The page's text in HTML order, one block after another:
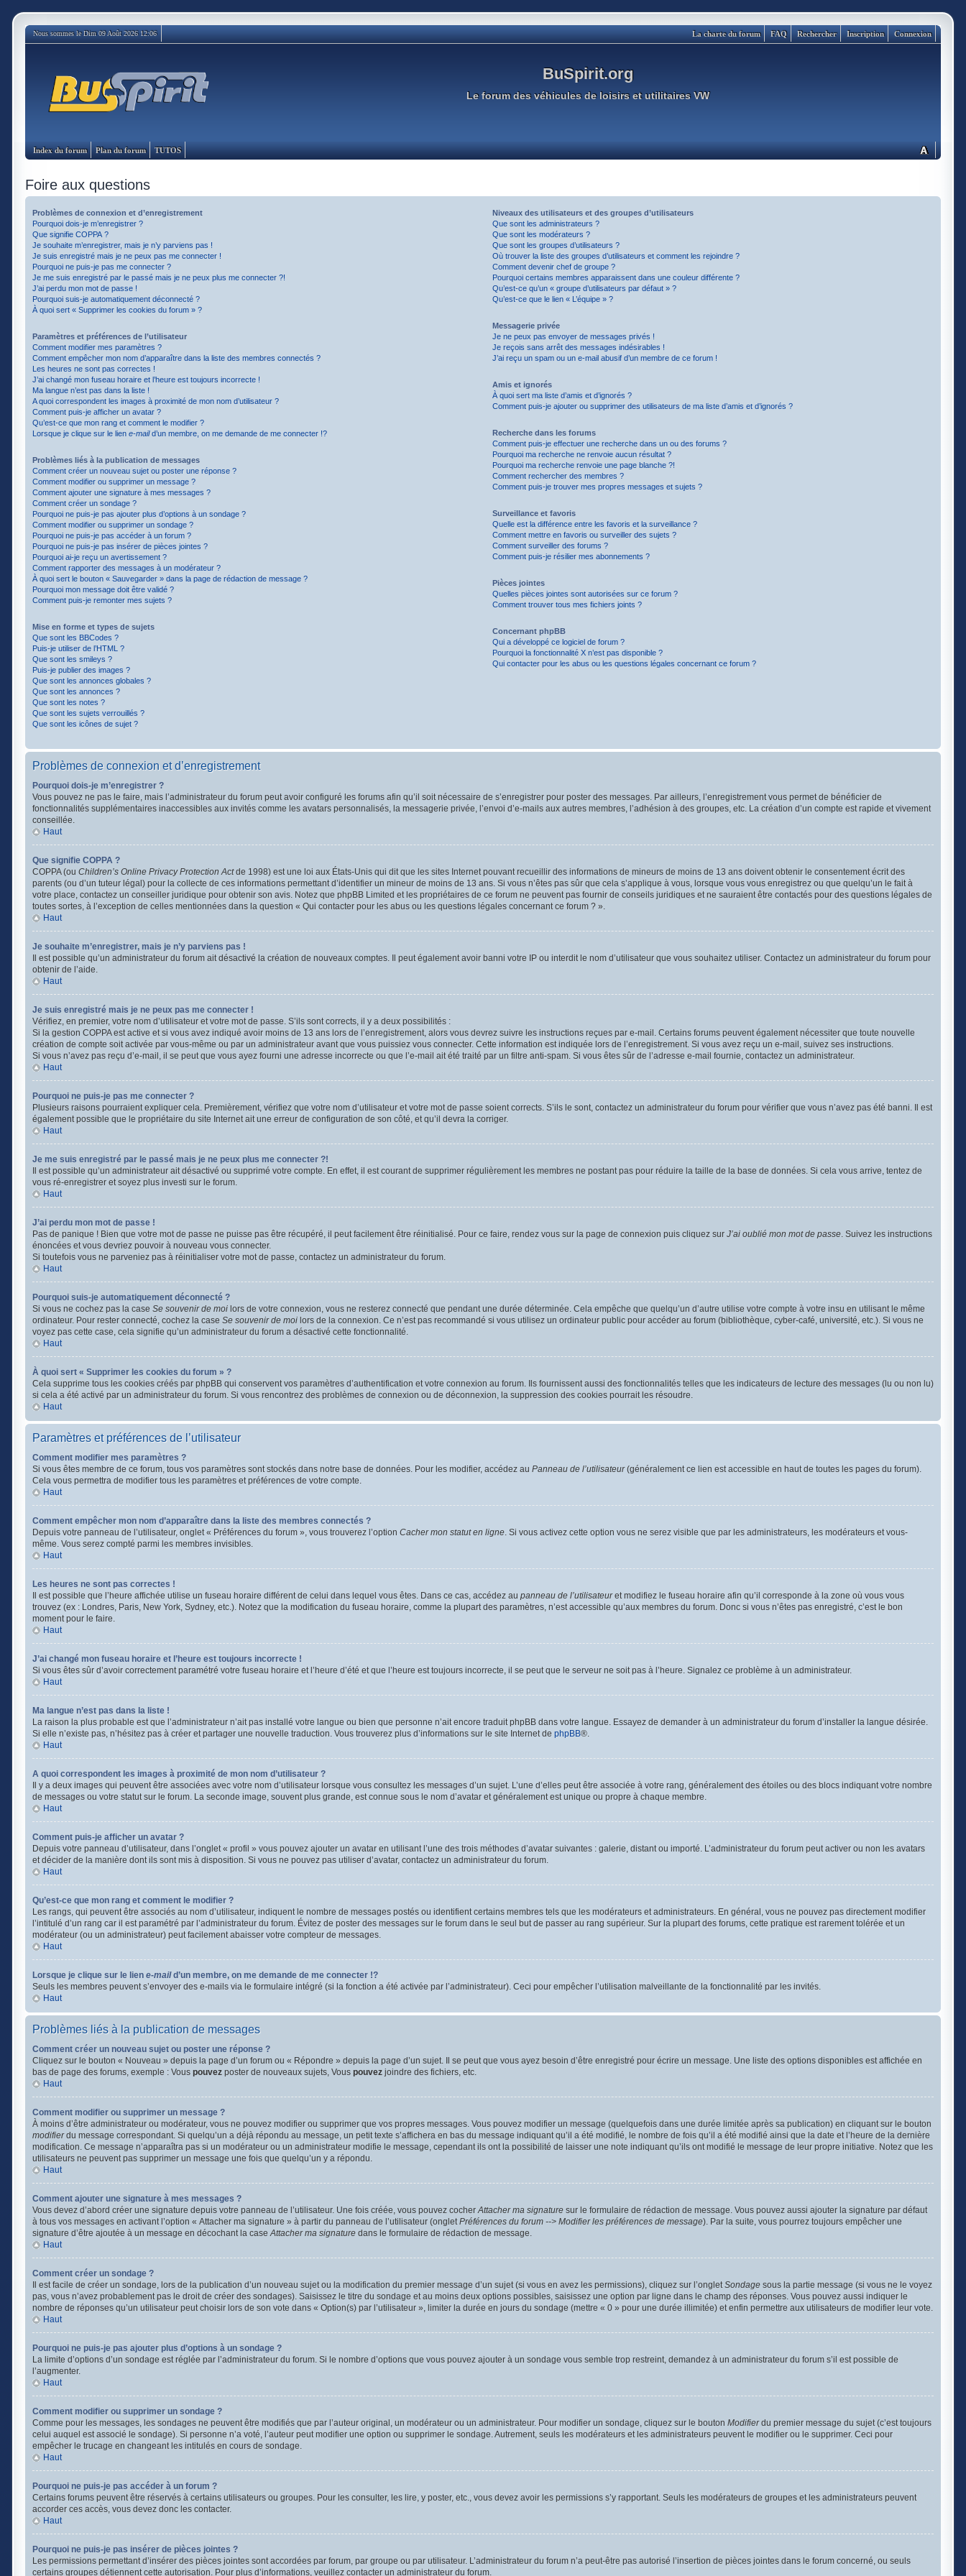
Nous sommes le Dim 09 Août 2026 12:06 Connexion
Inscription
Rechercher
FAQ
La charte du forum
BuSpirit.org
Le forum des véhicules de loisirs et utilitaires VW
Index du forum Plan du forum TUTOS
Foire aux questions
Problèmes de connexion et d’enregistrement
Pourquoi dois-je m’enregistrer ?
Que signifie COPPA ?
Je souhaite m’enregistrer, mais je n’y parviens pas !
Je suis enregistré mais je ne peux pas me connecter !
Pourquoi ne puis-je pas me connecter ?
Je me suis enregistré par le passé mais je ne peux plus me connecter ?!
J’ai perdu mon mot de passe !
Pourquoi suis-je automatiquement déconnecté ?
À quoi sert « Supprimer les cookies du forum » ?
Paramètres et préférences de l’utilisateur
Comment modifier mes paramètres ?
Comment empêcher mon nom d’apparaître dans la liste des membres connectés ?
Les heures ne sont pas correctes !
J’ai changé mon fuseau horaire et l’heure est toujours incorrecte !
Ma langue n’est pas dans la liste !
A quoi correspondent les images à proximité de mon nom d’utilisateur ?
Comment puis-je afficher un avatar ?
Qu’est-ce que mon rang et comment le modifier ?
Lorsque je clique sur le lien e-maild’un membre, on me demande de me connecter !?
Problèmes liés à la publication de messages
Comment créer un nouveau sujet ou poster une réponse ?
Comment modifier ou supprimer un message ?
Comment ajouter une signature à mes messages ?
Comment créer un sondage ?
Pourquoi ne puis-je pas ajouter plus d’options à un sondage ?
Comment modifier ou supprimer un sondage ?
Pourquoi ne puis-je pas accéder à un forum ?
Pourquoi ne puis-je pas insérer de pièces jointes ?
Pourquoi ai-je reçu un avertissement ?
Comment rapporter des messages à un modérateur ?
À quoi sert le bouton « Sauvegarder » dans la page de rédaction de message ?
Pourquoi mon message doit être validé ?
Comment puis-je remonter mes sujets ?
Mise en forme et types de sujets
Que sont les BBCodes ?
Puis-je utiliser de l’HTML ?
Que sont les smileys ?
Puis-je publier des images ?
Que sont les annonces globales ?
Que sont les annonces ?
Que sont les notes ?
Que sont les sujets verrouillés ?
Que sont les icônes de sujet ?
Niveaux des utilisateurs et des groupes d’utilisateurs
Que sont les administrateurs ?
Que sont les modérateurs ?
Que sont les groupes d’utilisateurs ?
Où trouver la liste des groupes d’utilisateurs et comment les rejoindre ?
Comment devenir chef de groupe ?
Pourquoi certains membres apparaissent dans une couleur différente ?
Qu’est-ce qu’un « groupe d’utilisateurs par défaut » ?
Qu’est-ce que le lien « L’équipe » ?
Messagerie privée
Je ne peux pas envoyer de messages privés !
Je reçois sans arrêt des messages indésirables !
J’ai reçu un spam ou un e-mail abusif d’un membre de ce forum !
Amis et ignorés
À quoi sert ma liste d’amis et d’ignorés ?
Comment puis-je ajouter ou supprimer des utilisateurs de ma liste d’amis et d’ignorés ?
Recherche dans les forums
Comment puis-je effectuer une recherche dans un ou des forums ?
Pourquoi ma recherche ne renvoie aucun résultat ?
Pourquoi ma recherche renvoie une page blanche ?!
Comment rechercher des membres ?
Comment puis-je trouver mes propres messages et sujets ?
Surveillance et favoris
Quelle est la différence entre les favoris et la surveillance ?
Comment mettre en favoris ou surveiller des sujets ?
Comment surveiller des forums ?
Comment puis-je résilier mes abonnements ?
Pièces jointes
Quelles pièces jointes sont autorisées sur ce forum ?
Comment trouver tous mes fichiers joints ?
Concernant phpBB
Qui a développé ce logiciel de forum ?
Pourquoi la fonctionnalité X n’est pas disponible ?
Qui contacter pour les abus ou les questions légales concernant ce forum ?
Problèmes de connexion et d’enregistrement
Pourquoi dois-je m’enregistrer ?
Vous pouvez ne pas le faire, mais l’administrateur du forum peut avoir configuré les forums afin qu’il soit nécessaire de s’enregistrer pour poster des messages. Par ailleurs, l’enregistrement vous permet de bénéficier de
fonctionnalités supplémentaires inaccessibles aux invités comme les avatars personnalisés, la messagerie privée, l’envoi d’e-mails aux autres membres, l’adhésion à des groupes, etc. La création d’un compte est rapide et vivement
conseillée.
Haut
Que signifie COPPA ?
COPPA (ou Children’s Online Privacy Protection Actde 1998) est une loi aux États-Unis qui dit que les sites Internet pouvant recueillir des informations de mineurs de moins de 13 ans doivent obtenir le consentement écrit des
parents (ou d’un tuteur légal) pour la collecte de ces informations permettant d’identifier un mineur de moins de 13 ans. Si vous n’êtes pas sûr que cela s’applique à vous, lorsque vous vous enregistrez ou que quelqu’un le fait à
votre place, contactez un conseiller juridique pour obtenir son avis. Notez que phpBB Limited et les propriétaires de ce forum ne peuvent pas fournir de conseils juridiques et ne sauraient être contactés pour des questions légales de
toutes sortes, à l’exception de celles mentionnées dans la question « Qui contacter pour les abus ou les questions légales concernant ce forum ? ».
Haut
Je souhaite m’enregistrer, mais je n’y parviens pas !
Il est possible qu’un administrateur du forum ait désactivé la création de nouveaux comptes. Il peut également avoir banni votre IP ou interdit le nom d’utilisateur que vous souhaitez utiliser. Contactez un administrateur du forum pour
obtenir de l’aide.
Haut
Je suis enregistré mais je ne peux pas me connecter !
Vérifiez, en premier, votre nom d’utilisateur et votre mot de passe. S’ils sont corrects, il y a deux possibilités :
Si la gestion COPPA est active et si vous avez indiqué avoir moins de 13 ans lors de l’enregistrement, alors vous devrez suivre les instructions reçues par e-mail. Certains forums peuvent également nécessiter que toute nouvelle
création de compte soit activée par vous-même ou par un administrateur avant que vous puissiez vous connecter. Cette information est indiquée lors de l’enregistrement. Si vous avez reçu un e-mail, suivez ses instructions.
Si vous n’avez pas reçu d’e-mail, il se peut que vous ayez fourni une adresse incorrecte ou que l’e-mail ait été traité par un filtre anti-spam. Si vous êtes sûr de l’adresse e-mail fournie, contactez un administrateur.
Haut
Pourquoi ne puis-je pas me connecter ?
Plusieurs raisons pourraient expliquer cela. Premièrement, vérifiez que votre nom d’utilisateur et votre mot de passe soient corrects. S’ils le sont, contactez un administrateur du forum pour vérifier que vous n’avez pas été banni. Il est
également possible que le propriétaire du site Internet ait une erreur de configuration de son côté, et qu’il devra la corriger.
Haut
Je me suis enregistré par le passé mais je ne peux plus me connecter ?!
Il est possible qu’un administrateur ait désactivé ou supprimé votre compte. En effet, il est courant de supprimer régulièrement les membres ne postant pas pour réduire la taille de la base de données. Si cela vous arrive, tentez de
vous ré-enregistrer et soyez plus investi sur le forum.
Haut
J’ai perdu mon mot de passe !
Pas de panique ! Bien que votre mot de passe ne puisse pas être récupéré, il peut facilement être réinitialisé. Pour ce faire, rendez vous sur la page de connexion puis cliquez sur J’ai oublié mon mot de passe. Suivez les instructions
énoncées et vous devriez pouvoir à nouveau vous connecter.
Si toutefois vous ne parveniez pas à réinitialiser votre mot de passe, contactez un administrateur du forum.
Haut
Pourquoi suis-je automatiquement déconnecté ?
Si vous ne cochez pas la case Se souvenir de moi lors de votre connexion, vous ne resterez connecté que pendant une durée déterminée. Cela empêche que quelqu’un d’autre utilise votre compte à votre insu en utilisant le même
ordinateur. Pour rester connecté, cochez la case Se souvenir de moi lors de la connexion. Ce n’est pas recommandé si vous utilisez un ordinateur public pour accéder au forum (bibliothèque, cyber-café, université, etc.). Si vous ne
voyez pas cette case, cela signifie qu’un administrateur du forum a désactivé cette fonctionnalité.
Haut
À quoi sert « Supprimer les cookies du forum » ?
Cela supprime tous les cookies créés par phpBB qui conservent vos paramètres d’authentification et votre connexion au forum. Ils fournissent aussi des fonctionnalités telles que les indicateurs de lecture des messages (lu ou non lu)
si cela a été activé par un administrateur du forum. Si vous rencontrez des problèmes de connexion ou de déconnexion, la suppression des cookies pourrait les résoudre.
Haut
Paramètres et préférences de l’utilisateur
Comment modifier mes paramètres ?
Si vous êtes membre de ce forum, tous vos paramètres sont stockés dans notre base de données. Pour les modifier, accédez au Panneau de l’utilisateur(généralement ce lien est accessible en haut de toutes les pages du forum).
Cela vous permettra de modifier tous les paramètres et préférences de votre compte.
Haut
Comment empêcher mon nom d’apparaître dans la liste des membres connectés ?
Depuis votre panneau de l’utilisateur, onglet « Préférences du forum », vous trouverez l’option Cacher mon statut en ligne. Si vous activez cette option vous ne serez visible que par les administrateurs, les modérateurs et vous-
même. Vous serez compté parmi les membres invisibles.
Haut
Les heures ne sont pas correctes !
Il est possible que l’heure affichée utilise un fuseau horaire différent de celui dans lequel vous êtes. Dans ce cas, accédez au panneau de l’utilisateuret modifiez le fuseau horaire afin qu’il corresponde à la zone où vous vous
trouvez (ex : Londres, Paris, New York, Sydney, etc.). Notez que la modification du fuseau horaire, comme la plupart des paramètres, n’est accessible qu’aux membres du forum. Donc si vous n’êtes pas enregistré, c’est le bon
moment pour le faire.
Haut
J’ai changé mon fuseau horaire et l’heure est toujours incorrecte !
Si vous êtes sûr d’avoir correctement paramétré votre fuseau horaire et l’heure d’été et que l’heure est toujours incorrecte, il se peut que le serveur ne soit pas à l’heure. Signalez ce problème à un administrateur.
Haut
Ma langue n’est pas dans la liste !
La raison la plus probable est que l’administrateur n’ait pas installé votre langue ou bien que personne n’ait encore traduit phpBB dans votre langue. Essayez de demander à un administrateur du forum d’installer la langue désirée.
Si elle n’existe pas, n’hésitez pas à créer et partager une nouvelle traduction. Vous trouverez plus d’informations sur le site Internet de phpBB®.
Haut
A quoi correspondent les images à proximité de mon nom d’utilisateur ?
Il y a deux images qui peuvent être associées avec votre nom d’utilisateur lorsque vous consultez les messages d’un sujet. L’une d’elles peut être associée à votre rang, généralement des étoiles ou des blocs indiquant votre nombre
de messages ou votre statut sur le forum. La seconde image, souvent plus grande, est connue sous le nom d’avatar et généralement est unique ou propre à chaque membre.
Haut
Comment puis-je afficher un avatar ?
Depuis votre panneau d’utilisateur, dans l’onglet « profil » vous pouvez ajouter un avatar en utilisant l’une des trois méthodes d’avatar suivantes : galerie, distant ou importé. L’administrateur du forum peut activer ou non les avatars
et décider de la manière dont ils sont mis à disposition. Si vous ne pouvez pas utiliser d’avatar, contactez un administrateur du forum.
Haut
Qu’est-ce que mon rang et comment le modifier ?
Les rangs, qui peuvent être associés au nom d’utilisateur, indiquent le nombre de messages postés ou identifient certains membres tels que les modérateurs et administrateurs. En général, vous ne pouvez pas directement modifier
l’intitulé d’un rang car il est paramétré par l’administrateur du forum. Évitez de poster des messages sur le forum dans le seul but de passer au rang supérieur. Sur la plupart des forums, cette pratique est rarement tolérée et un
modérateur (ou un administrateur) peut facilement abaisser votre compteur de messages.
Haut
Lorsque je clique sur le lien e-maild’un membre, on me demande de me connecter !?
Seuls les membres peuvent s’envoyer des e-mails via le formulaire intégré (si la fonction a été activée par l’administrateur). Ceci pour empêcher l’utilisation malveillante de la fonctionnalité par les invités.
Haut
Problèmes liés à la publication de messages
Comment créer un nouveau sujet ou poster une réponse ?
Cliquez sur le bouton « Nouveau » depuis la page d’un forum ou « Répondre » depuis la page d’un sujet. Il se peut que vous ayez besoin d’être enregistré pour écrire un message. Une liste des options disponibles est affichée en
bas de page des forums, exemple : Vous pouvez poster de nouveaux sujets, Vous pouvez joindre des fichiers, etc.
Haut
Comment modifier ou supprimer un message ?
À moins d’être administrateur ou modérateur, vous ne pouvez modifier ou supprimer que vos propres messages. Vous pouvez modifier un message (quelquefois dans une durée limitée après sa publication) en cliquant sur le bouton
modifierdu message correspondant. Si quelqu’un a déjà répondu au message, un petit texte s’affichera en bas du message indiquant qu’il a été modifié, le nombre de fois qu’il a été modifié ainsi que la date et l’heure de la dernière
modification. Ce message n’apparaîtra pas si un modérateur ou un administrateur modifie le message, cependant ils ont la possibilité de laisser une note indiquant qu’ils ont modifié le message de leur propre initiative. Notez que les
utilisateurs ne peuvent pas supprimer un message une fois que quelqu’un y a répondu.
Haut
Comment ajouter une signature à mes messages ?
Vous devez d’abord créer une signature depuis votre panneau de l’utilisateur. Une fois créée, vous pouvez cocherAttacher ma signature sur le formulaire de rédaction de message. Vous pouvez aussi ajouter la signature par défaut
à tous vos messages en activant l’option « Attacher ma signature » à partir du panneau de l’utilisateur (ongletPréférences du forum --> Modifier les préférences de message). Par la suite, vous pourrez toujours empêcher une
signature d’être ajoutée à un message en décochant la caseAttacher ma signature dans le formulaire de rédaction de message.
Haut
Comment créer un sondage ?
Il est facile de créer un sondage, lors de la publication d’un nouveau sujet ou la modification du premier message d’un sujet (si vous en avez les permissions), cliquez sur l’ongletSondage sous la partie message (si vous ne le voyez
pas, vous n’avez probablement pas le droit de créer des sondages). Saisissez le titre du sondage et au moins deux options possibles, saisissez une option par ligne dans le champ des réponses. Vous pouvez aussi indiquer le
nombre de réponses qu’un utilisateur peut choisir lors de son vote dans « Option(s) par l’utilisateur », limiter la durée en jours du sondage (mettre « 0 » pour une durée illimitée) et enfin permettre aux utilisateurs de modifier leur vote.
Haut
Pourquoi ne puis-je pas ajouter plus d’options à un sondage ?
La limite d’options d’un sondage est réglée par l’administrateur du forum. Si le nombre d’options que vous pouvez ajouter à un sondage vous semble trop restreint, demandez à un administrateur du forum s’il est possible de
l’augmenter.
Haut
Comment modifier ou supprimer un sondage ?
Comme pour les messages, les sondages ne peuvent être modifiés que par l’auteur original, un modérateur ou un administrateur. Pour modifier un sondage, cliquez sur le bouton Modifierdu premier message du sujet (c’est toujours
celui auquel est associé le sondage). Si personne n’a voté, l’auteur peut modifier une option ou supprimer le sondage. Autrement, seuls les modérateurs et les administrateurs peuvent le modifier ou le supprimer. Ceci pour
empêcher le trucage en changeant les intitulés en cours de sondage.
Haut
Pourquoi ne puis-je pas accéder à un forum ?
Certains forums peuvent être réservés à certains utilisateurs ou groupes. Pour les consulter, les lire, y poster, etc., vous devez avoir les permissions s’y rapportant. Seuls les modérateurs de groupes et les administrateurs peuvent
accorder ces accès, vous devez donc les contacter.
Haut
Pourquoi ne puis-je pas insérer de pièces jointes ?
Les permissions permettant d’insérer des pièces jointes sont accordées par forum, par groupe ou par utilisateur. L’administrateur du forum n’a peut-être pas autorisé l’insertion de pièces jointes dans le forum concerné, ou seuls
certains groupes détiennent cette autorisation. Pour plus d’informations, veuillez contacter un administrateur du forum.